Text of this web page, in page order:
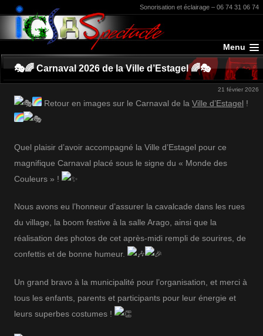
Sonorisation et éclairage – 06 74 31 06 74
Menu
🎭🌈 Carnaval 2026 de la Ville d’Estagel 🌈🎭
21 février 2026
Retour en images sur le Carnaval de la Ville d’Estagel !
Quel plaisir d’avoir accompagné la Ville d’Estagel pour ce
magnifique Carnaval placé sous le signe du « Monde des
Couleurs » !
Nous avons eu l’honneur d’assurer la cavalcade dans les rues
du village, la boom festive à la salle Arago, ainsi que la
réalisation des photos de cet après-midi rempli de sourires, de
confettis et de bonne humeur.
Un grand bravo à la municipalité pour l’organisation, et merci à
tous les enfants, parents et participants pour leur énergie et
leurs superbes costumes !